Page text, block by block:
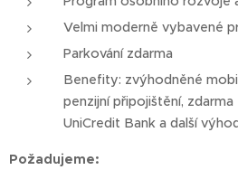
Velmi moderně vybavené
Parkování zdarma
Benefity: zvýhodněné
penzijní připojištění,
UniCredit Bank a další
Požadujeme: